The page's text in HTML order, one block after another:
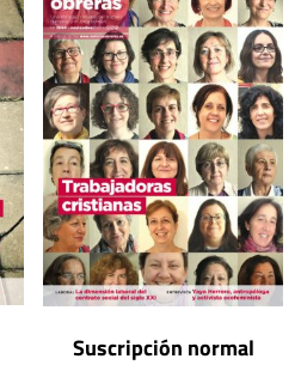
Suscripción normal